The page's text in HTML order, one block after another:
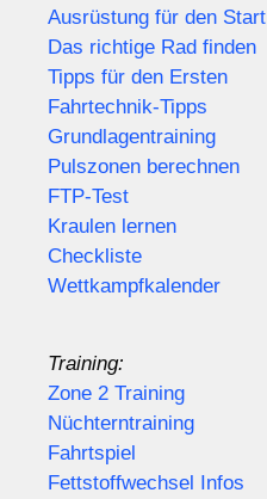
Ausrüstung für den Start
Das richtige Rad finden
Tipps für den Ersten
Fahrtechnik-Tipps
Grundlagentraining
Pulszonen berechnen
FTP-Test
Kraulen lernen
Checkliste
Wettkampfkalender
Training:
Zone 2 Training
Nüchterntraining
Fahrtspiel
Fettstoffwechsel Infos